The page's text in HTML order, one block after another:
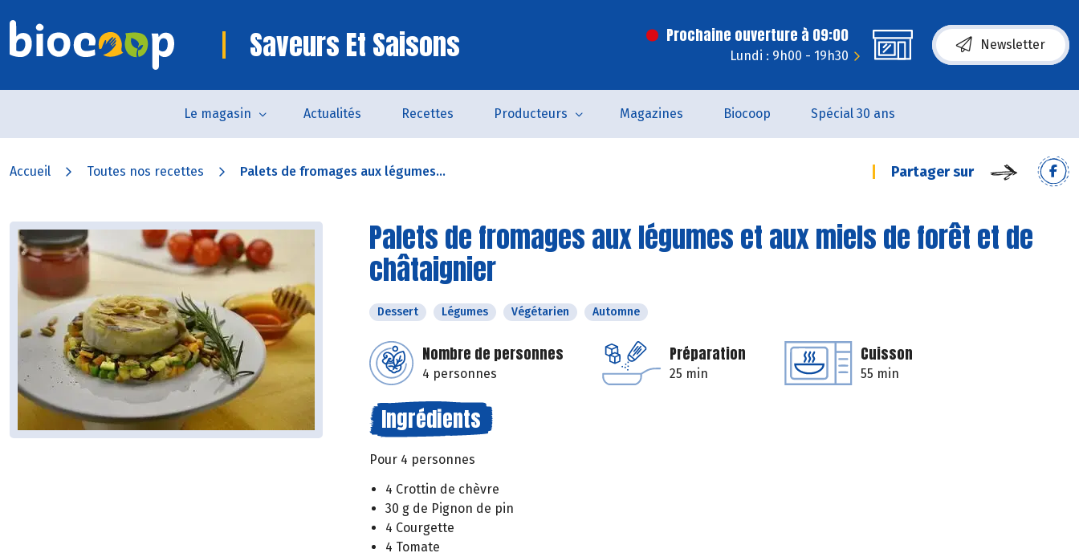
Saveurs Et Saisons Prochaine ouverture à 09:00
Lundi : 9h00 - 19h30
Newsletter
Le magasin Actualités Recettes Producteurs Magazines Biocoop Spécial 30 ans
Accueil Toutes nos recettes Palets de fromages aux légumes... Partager sur
Palets de fromages aux légumes et aux miels de forêt et de
châtaignier
Dessert Légumes Végétarien Automne
Nombre de personnes
4 personnes
Préparation
25 min
Cuisson
55 min
Ingrédients
Pour 4 personnes
4 Crottin de chèvre
30 g de Pignon de pin
4 Courgette
4 Tomate